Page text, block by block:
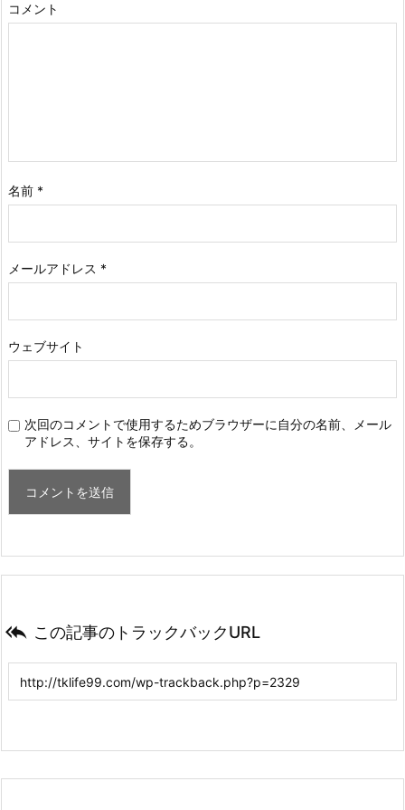
コメント
名前 *
メールアドレス *
ウェブサイト
次回のコメントで使用するためブラウザーに自分の名前、メール
アドレス、サイトを保存する。
 この記事のトラックバックURL